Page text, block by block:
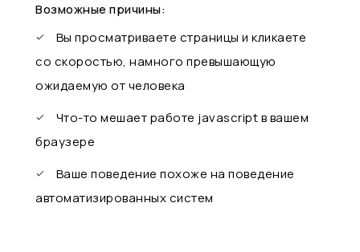
Возможные причины:
Вы просматриваете страницы и кликаете
со скоростью, намного превышающую
ожидаемую от человека
Что-то мешает работе javascript в вашем
браузере
Ваше поведение похоже на поведение
автоматизированных систем